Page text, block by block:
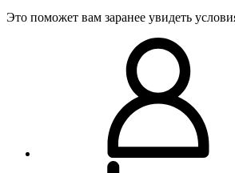
Это поможет вам заранее увидеть